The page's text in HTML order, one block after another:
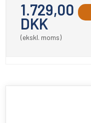
1.729,00
DKK
(ekskl. moms)